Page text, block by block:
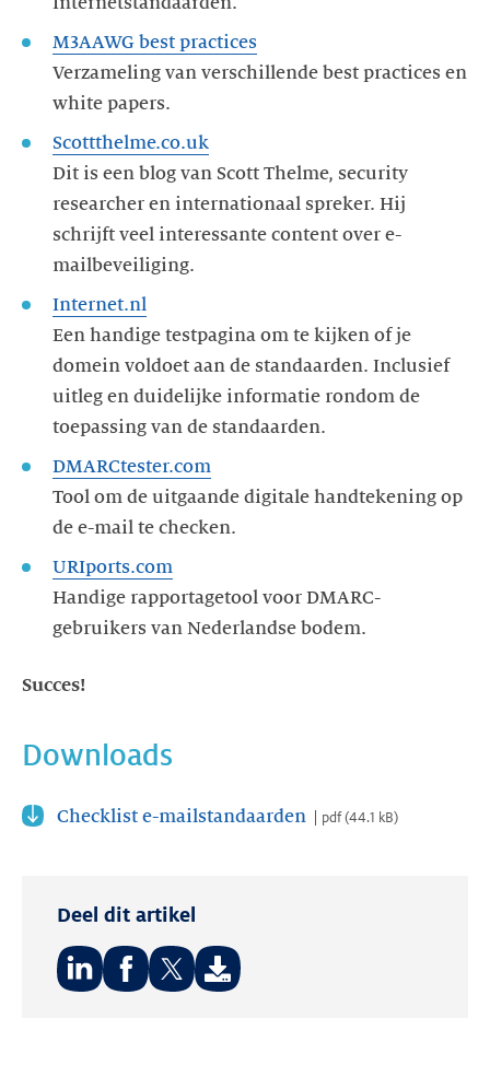
M3AAWG best practices
Verzameling van verschillende best practices en
white papers.
Scottthelme.co.uk
Dit is een blog van Scott Thelme, security
researcher en internationaal spreker. Hij
schrijft veel interessante content over e-
mailbeveiliging.
Internet.nl
Een handige testpagina om te kijken of je
domein voldoet aan de standaarden. Inclusief
uitleg en duidelijke informatie rondom de
toepassing van de standaarden.
DMARCtester.com
Tool om de uitgaande digitale handtekening op
de e-mail te checken.
URIports.com
Handige rapportagetool voor DMARC-
gebruikers van Nederlandse bodem.
Succes!
Downloads
Checklist e-mailstandaarden pdf(44.1 kB)
Deel dit artikel